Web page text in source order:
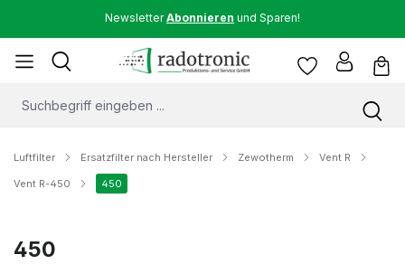
NewsletterAbonnieren und Sparen!
Luftfilter Ersatzfilter nach Hersteller Zewotherm Vent R
Vent R-450 450
450